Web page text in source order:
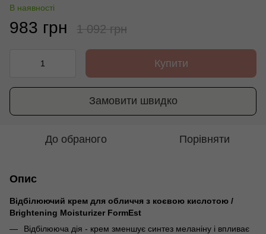
В наявності
983 грн 1 092 грн
Купити
Замовити швидко
До обраного Порівняти
Опис
Відбілюючий крем для обличчя з коєвою кислотою /
Brightening Moisturizer FormEst
Відбілююча дія - крем зменшує синтез меланіну і впливає